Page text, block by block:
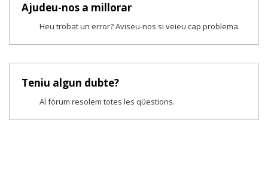
Ajudeu-nos a millorar
Heu trobat un error? Aviseu-nos si veieu cap problema.
Teniu algun dubte?
Al fòrum resolem totes les qüestions.